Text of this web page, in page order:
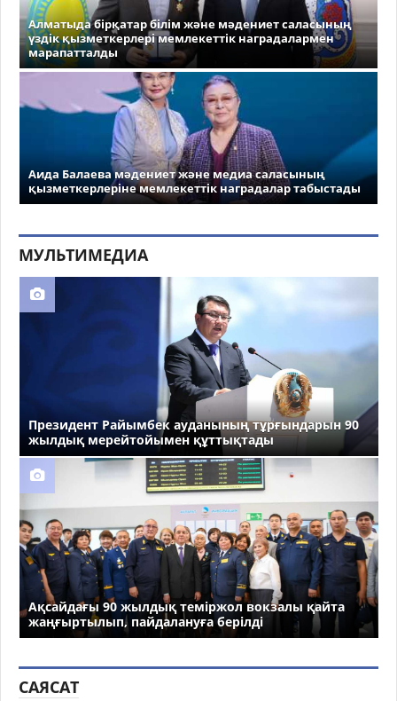
Алматыда бірқатар білім және мәдениет саласының
үздік қызметкерлері мемлекеттік наградалармен
марапатталды
Аида Балаева мәдениет және медиа саласының
қызметкерлеріне мемлекеттік наградалар табыстады
МУЛЬТИМЕДИА
Президент Райымбек ауданының тұрғындарын 90
жылдық мерейтойымен құттықтады
Ақсайдағы 90 жылдық теміржол вокзалы қайта
жаңғыртылып, пайдалануға берілді
САЯСАТ